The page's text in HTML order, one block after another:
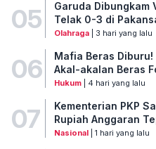
05
Garuda Dibungkam
Telak 0-3 di
Olahraga| 3 hari yang lalu
06
Mafia Beras
Akal-akalan Beras
Hukum| 4 hari yang lalu
07
Kementerian PKP
Rupiah Anggaran
Nasional| 1 hari yang lalu